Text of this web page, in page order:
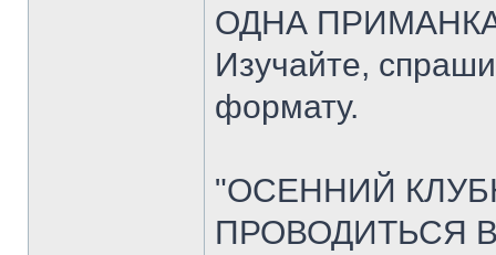
ОДНА
Изучайте,
формату.
"ОСЕННИЙ
ПРОВОДИТЬСЯ